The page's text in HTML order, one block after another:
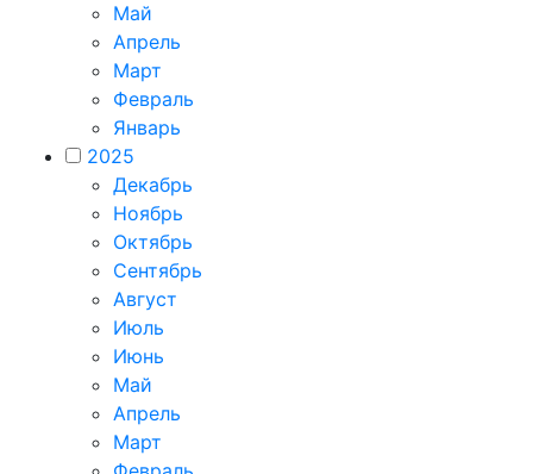
Май
Апрель
Март
Февраль
Январь
2025
Декабрь
Ноябрь
Октябрь
Сентябрь
Август
Июль
Июнь
Май
Апрель
Март